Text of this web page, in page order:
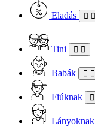
Eladás
Tini
Babák
Fiúknak
Lányoknak